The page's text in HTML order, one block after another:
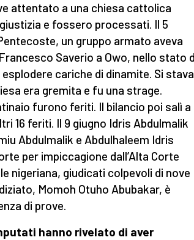
attentato a una chiesa cattolica
e fossero processati. Il 5
un gruppo armato aveva
Saverio a Owo, nello stato
cariche di dinamite. Si stava
era gremita e fu una strage.
furono feriti. Il bilancio poi salì a
16 feriti. Il 9 giugno Idris Abdulmalik
Abdulmalik e Abdulhaleem Idris
per impiccagione dall’Alta Corte
nigeriana, giudicati colpevoli di nove
Momoh Otuho Abubakar, è
di prove.
hanno rivelato di aver